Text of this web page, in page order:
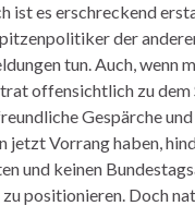
ist es erschreckend
der
tun. Auch, wenn
offensichtlich zu dem
Gespärche und
jetzt Vorrang haben,
und keinen
positionieren. Doch